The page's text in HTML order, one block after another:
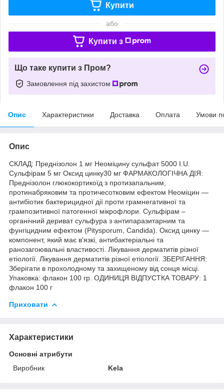
Купити
або
Купити з
Що таке купити з Пром?
Замовлення під захистом
Опис Характеристики Доставка Оплата Умови
Опис
СКЛАД: Преднізолон 1 мг Неоміцину сульфат 5000 I.U.
Сульфірам 5 мг Оксид цинку30 мг ФАРМАКОЛОГІЧНА ДІЯ:
Преднізолон глюкокортикоїд з протизапальним,
протинабряковим та протичесотковим ефектом Неоміцин —
антибіотик бактерицидної дії проти грамнегативної та
грампозитивної патогенної мікрофлори. Сульфірам –
органічний дериват сульфура з антипаразитарним та
фунгіцидним ефектом (Pitysporum, Candida). Оксид цинку —
компонент, який має в'язкі, антибактеріальні та
ранозагоювальні властивості. Лікування дерматитів різної
етіології. Лікування дерматитів різної етіології. ЗБЕРІГАННЯ:
Зберігати в прохолодному та захищеному від сонця місці.
Упаковка: флакон 100 гр. ОДИНИЦЯ ВІДПУСТКА ТОВАРУ: 1
флакон 100 г
Приховати
Характеристики
Основні атрибути
Виробник
Kela